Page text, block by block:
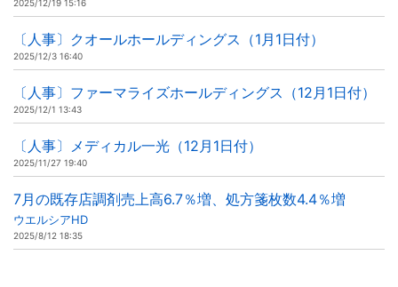
2025/12/19 15:16
〔人事〕クオールホールディングス（1月1日付）
2025/12/3 16:40
〔人事〕ファーマライズホールディングス（12月1日付）
2025/12/1 13:43
〔人事〕メディカル一光（12月1日付）
2025/11/27 19:40
7月の既存店調剤売上高6.7％増、処方箋枚数4.4％増
ウエルシアHD
2025/8/12 18:35